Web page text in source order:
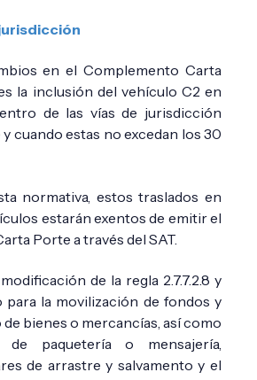
en el Complemento Carta
la inclusión del vehículo C2 en
de las vías de jurisdicción
cuando estas no excedan los 30
normativa, estos traslados en
estarán exentos de emitir el
Porte a través del SAT.
de la regla 2.7.7.2.8 y
para la movilización de fondos y
bienes o mercancías, así como
de paquetería o mensajería,
de arrastre y salvamento y el